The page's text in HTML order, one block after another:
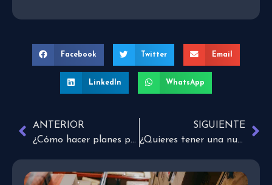
Facebook Twitter Email
LinkedIn WhatsApp
ANTERIOR
¿Cómo hacer planes para un nuevo año?
SIGUIENTE
¿Quieres tener una nueva identidad y dejar tu pasado atrás?